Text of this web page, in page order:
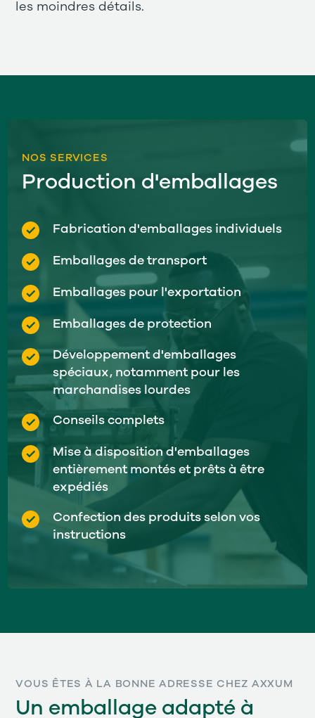
les moindres détails.
NOS SERVICES
Production d'emballages
Fabrication d'emballages individuels
Emballages de transport
Emballages pour l'exportation
Emballages de protection
Développement d'emballages
spéciaux, notamment pour les
marchandises lourdes
Conseils complets
Mise à disposition d'emballages
entièrement montés et prêts à être
expédiés
Confection des produits selon vos
instructions
VOUS ÊTES À LA BONNE ADRESSE CHEZ AXXUM
Un emballage adapté à